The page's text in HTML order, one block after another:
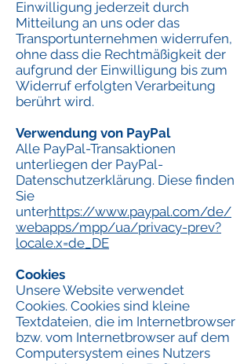
Einwilligung jederzeit durch
Mitteilung an uns oder das
Transportunternehmen widerrufen,
ohne dass die Rechtmäßigkeit der
aufgrund der Einwilligung bis zum
Widerruf erfolgten Verarbeitung
berührt wird.
Verwendung von PayPal
Alle PayPal-Transaktionen
unterliegen der PayPal-
Datenschutzerklärung. Diese finden
Sie
unterhttps://www.paypal.com/de/
webapps/mpp/ua/privacy-prev?
locale.x=de_DE
Cookies
Unsere Website verwendet
Cookies. Cookies sind kleine
Textdateien, die im Internetbrowser
bzw. vom Internetbrowser auf dem
Computersystem eines Nutzers